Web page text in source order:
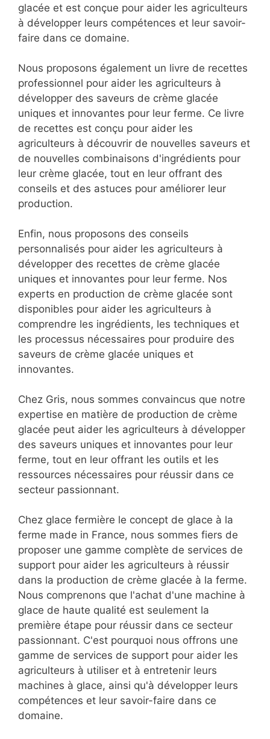
glacée et est conçue pour aider les agriculteurs
à développer leurs compétences et leur savoir-
faire dans ce domaine.
Nous proposons également un livre de recettes
professionnel pour aider les agriculteurs à
développer des saveurs de crème glacée
uniques et innovantes pour leur ferme. Ce livre
de recettes est conçu pour aider les
agriculteurs à découvrir de nouvelles saveurs et
de nouvelles combinaisons d'ingrédients pour
leur crème glacée, tout en leur offrant des
conseils et des astuces pour améliorer leur
production.
Enfin, nous proposons des conseils
personnalisés pour aider les agriculteurs à
développer des recettes de crème glacée
uniques et innovantes pour leur ferme. Nos
experts en production de crème glacée sont
disponibles pour aider les agriculteurs à
comprendre les ingrédients, les techniques et
les processus nécessaires pour produire des
saveurs de crème glacée uniques et
innovantes.
Chez Gris, nous sommes convaincus que notre
expertise en matière de production de crème
glacée peut aider les agriculteurs à développer
des saveurs uniques et innovantes pour leur
ferme, tout en leur offrant les outils et les
ressources nécessaires pour réussir dans ce
secteur passionnant.
Chez glace fermière le concept de glace à la
ferme made in France, nous sommes fiers de
proposer une gamme complète de services de
support pour aider les agriculteurs à réussir
dans la production de crème glacée à la ferme.
Nous comprenons que l'achat d'une machine à
glace de haute qualité est seulement la
première étape pour réussir dans ce secteur
passionnant. C'est pourquoi nous offrons une
gamme de services de support pour aider les
agriculteurs à utiliser et à entretenir leurs
machines à glace, ainsi qu'à développer leurs
compétences et leur savoir-faire dans ce
domaine.